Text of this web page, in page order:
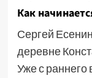
Как
Сергей
деревне
Уже с раннего